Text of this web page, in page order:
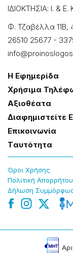
ΙΔΙΟΚΤΗΣΙΑ: Ι. &
Φ. Τζαβέλλα 11Β,
26510 25677 -
Η Εφημερίδα
Χρήσɩμα
Αξɩοθέατα
Δɩαφημɩστείτε
Επɩκοɩνωνία
Tαυτότητα
Όροɩ Χρήσης
Πολɩτɩκή Απορρήτου
Δήλωση